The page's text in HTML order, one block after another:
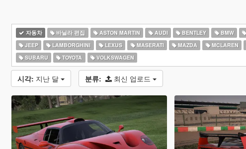
자동차 바닐라 편집 ASTON MARTIN AUDI BENTLEY BMW
JEEP
LAMBORGHINI LEXUS MASERATI MAZDA MCLAREN
SUBARU
TOYOTA VOLKSWAGEN
시각: 지난 달 분류: 최신 업로드